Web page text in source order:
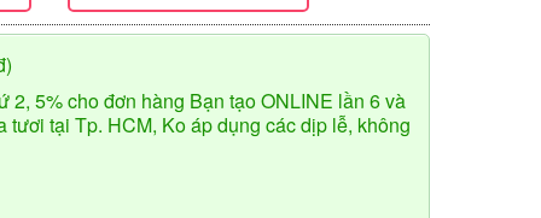
5% cho đơn hàng Bạn tạo ONLINE lần 6 và
tại Tp. HCM, Ko áp dụng các dịp lễ, không